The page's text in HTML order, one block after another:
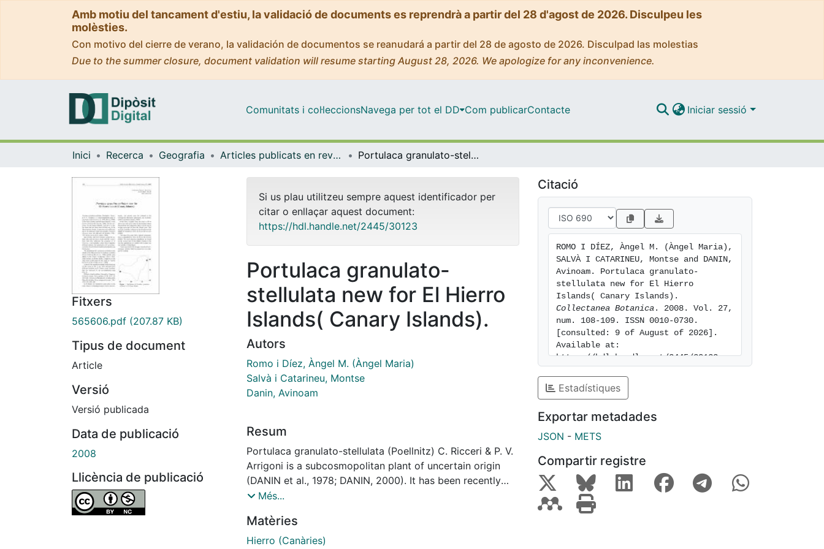
Amb motiu del tancament d'estiu, la validació de documents es reprendrà a partir del 28 d'agost de 2026. Disculpeu les
molèsties.
Con motivo del cierre de verano, la validación de documentos se reanudará a partir del 28 de agosto de 2026. Disculpad las molestias
Due to the summer closure, document validation will resume starting August 28, 2026. We apologize for any inconvenience.
Comunitats i col·leccionsNavega per tot el DD Com publicarContacte Iniciar sessió
Inici Recerca Geografia Articles publicats en revistes (Geografia) Portulaca granulato-stellulata new for El Hierro Islands( Canary Islands).
Fitxers
565606.pdf (207.87 KB)
Tipus de document
Article
Versió
Versió publicada
Data de publicació
2008
Llicència de publicació
Si us plau utilitzeu sempre aquest identificador per
citar o enllaçar aquest document:
https://hdl.handle.net/2445/30123
Portulaca granulato-
stellulata new for El Hierro
Islands( Canary Islands).
Autors
Romo i Díez, Àngel M. (Àngel Maria)
Salvà i Catarineu, Montse
Danin, Avinoam
Resum
Portulaca granulato-stellulata (Poellnitz) C. Ricceri & P. V.
Arrigoni is a subcosmopolitan plant of uncertain origin
(DANIN et al., 1978; DANIN, 2000). It has been recently
reported from Tenerife Island (DANIN & REYES-
Islands, since prior to this, the taxon had not been
detected from any of the Macaronesian islands. Its
Més...
Matèries
Hierro (Canàries)
Citació
ROMO I DÍEZ, Àngel M. (Àngel Maria),
SALVÀ I CATARINEU, Montse and DANIN,
Avinoam. Portulaca granulato-
stellulata new for El Hierro
Collectanea Botanica . 2008. Vol. 27,
num. 108-109. ISSN 0010-0730.
[consulted: 9 of August of 2026].
Available at:
https://hdl.handle.net/2445/30123
Estadístiques
Exportar metadades
JSON - METS
Compartir registre